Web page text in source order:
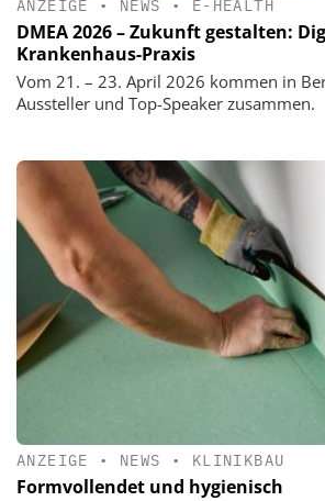
ANZEIGE • NEWS • E-HEALTH
DMEA 2026 – Zukunft gestalten:
Krankenhaus-Praxis
Vom 21. – 23. April 2026 kommen in
Aussteller und Top-Speaker zusammen.
ANZEIGE • NEWS • KLINIKBAU
Formvollendet und hygienisch